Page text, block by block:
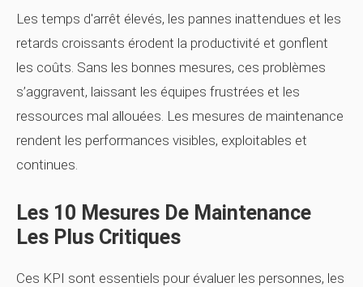
Les temps d'arrêt élevés, les pannes inattendues et les
retards croissants érodent la productivité et gonflent
les coûts. Sans les bonnes mesures, ces problèmes
s’aggravent, laissant les équipes frustrées et les
ressources mal allouées. Les mesures de maintenance
rendent les performances visibles, exploitables et
continues.
Les 10 Mesures De Maintenance
Les Plus Critiques
Ces KPI sont essentiels pour évaluer les personnes, les